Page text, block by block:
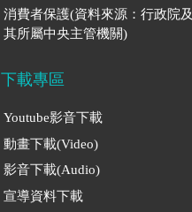
消費者保護(資料來源：行政院及
其所屬中央主管機關)
下載專區
Youtube影音下載
動畫下載(Video)
影音下載(Audio)
宣導資料下載